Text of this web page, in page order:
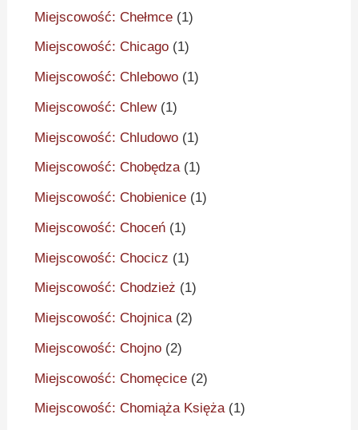
Miejscowość: Chełmce (1)
Miejscowość: Chicago (1)
Miejscowość: Chlebowo (1)
Miejscowość: Chlew(1)
Miejscowość: Chludowo (1)
Miejscowość: Chobędza(1)
Miejscowość: Chobienice (1)
Miejscowość: Choceń (1)
Miejscowość: Chocicz (1)
Miejscowość: Chodzież (1)
Miejscowość: Chojnica(2)
Miejscowość: Chojno (2)
Miejscowość: Chomęcice (2)
Miejscowość: Chomiąża Księża(1)